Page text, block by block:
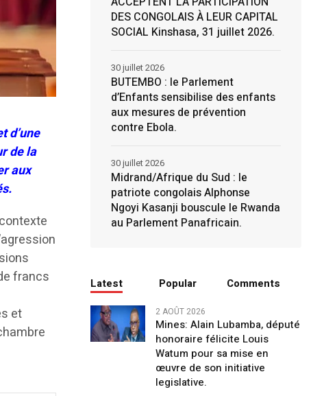
d’une
de la
aux
francs
et
DES CONGOLAIS À LEUR CAPITAL
SOCIAL Kinshasa, 31 juillet 2026.
BUTEMBO : le Parlement
d’Enfants sensibilise des enfants
aux mesures de prévention
contre Ebola.
30 juillet 2026
Midrand/Afrique du Sud : le
patriote congolais Alphonse
Ngoyi Kasanji bouscule le Rwanda
au Parlement Panafricain.
30 juillet 2026
Latest Popular Comments
2 AOÛT 2026
Mines: Alain Lubamba, député
honoraire félicite Louis
Watum pour sa mise en
œuvre de son initiative
legislative.